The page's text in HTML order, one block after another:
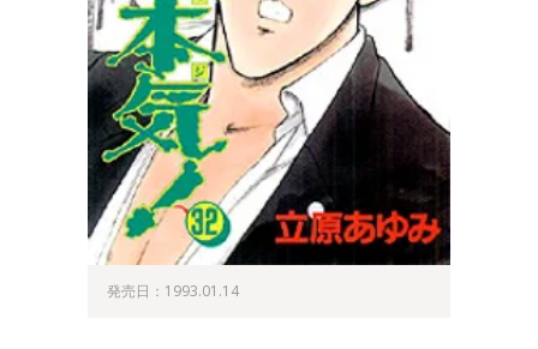
発売日：1993.01.14